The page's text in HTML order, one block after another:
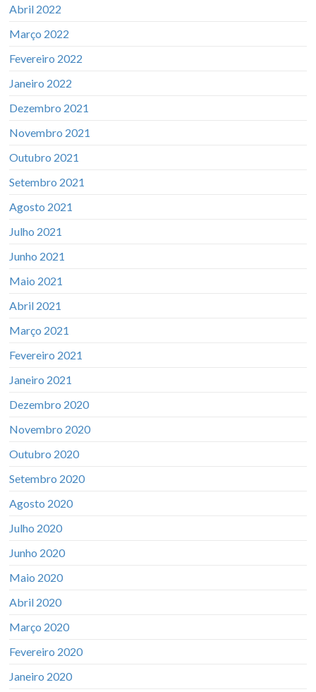
Abril 2022
Março 2022
Fevereiro 2022
Janeiro 2022
Dezembro 2021
Novembro 2021
Outubro 2021
Setembro 2021
Agosto 2021
Julho 2021
Junho 2021
Maio 2021
Abril 2021
Março 2021
Fevereiro 2021
Janeiro 2021
Dezembro 2020
Novembro 2020
Outubro 2020
Setembro 2020
Agosto 2020
Julho 2020
Junho 2020
Maio 2020
Abril 2020
Março 2020
Fevereiro 2020
Janeiro 2020